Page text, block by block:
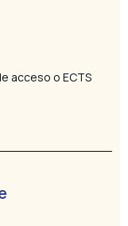
acceso o ECTS